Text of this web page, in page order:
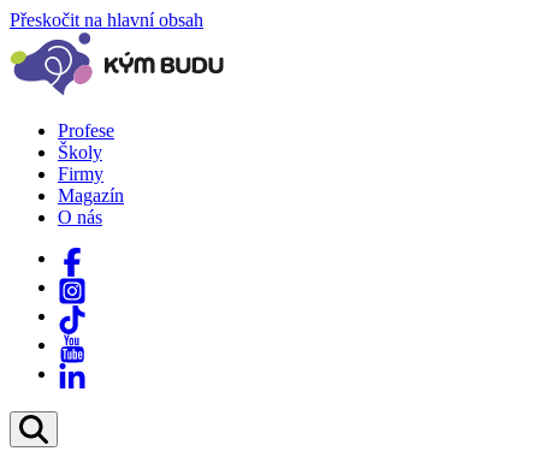
Přeskočit na hlavní obsah
Profese
Školy
Firmy
Magazín
O nás